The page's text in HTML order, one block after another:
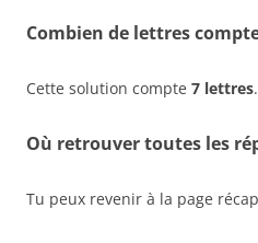
Combien de lettres
Cette solution compte 7 lettres.
Où retrouver toutes les
Tu peux revenir à la page